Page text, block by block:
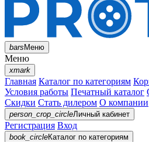
barsМеню
Меню
xmark
Главная Каталог по категориям
Условия работы Печатный каталог
Скидки Стать дилером О компании
person_crop_circleЛичный кабинет
Регистрация Вход
book_circleКаталог по категориям